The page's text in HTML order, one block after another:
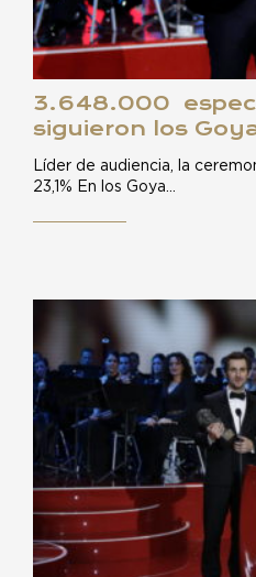
3.648.000
siguieron los
Líder de audiencia, la
23,1% En los Goya…